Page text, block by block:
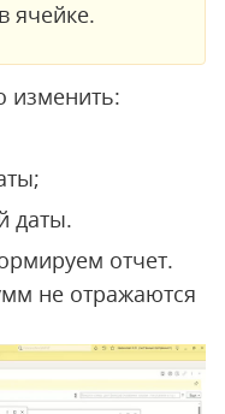
ячейке.
изменить:
даты.
отчет.
не отражаются